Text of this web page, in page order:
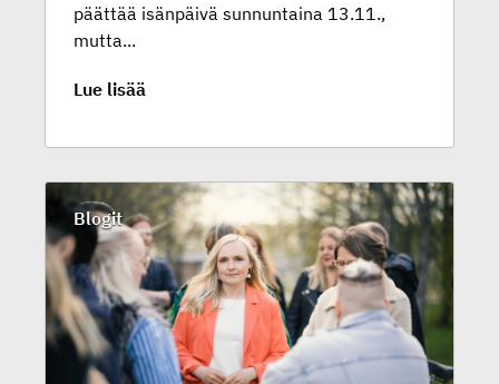
päättää isänpäivä sunnuntaina 13.11.,
mutta...
Lue lisää
Blogit